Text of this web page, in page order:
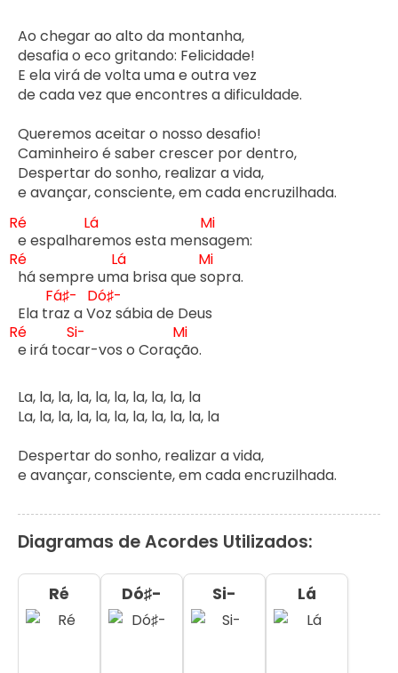
Ao chegar ao alto da montanha,
desafia o eco gritando: Felicidade!
E ela virá de volta uma e outra vez
de cada vez que encontres a dificuldade.
Queremos aceitar o nosso desafio!
Caminheiro é saber crescer por dentro,
Despertar do sonho, realizar a vida,
e avançar, consciente, em cada encruzilhada.
Ré
e espalhar
Lá
emos esta mens
Mi
Ré
há sempre um
Lá
a brisa que s
Mi
opra.
Ela tr
Fá♯-
az a V
Dó♯-
Ré
e irá toc
Si-
ar-vos o Coraç
Mi
ão.
La, la, la, la, la, la, la, la, la, la
La, la, la, la, la, la, la, la, la, la, la
Despertar do sonho, realizar a vida,
e avançar, consciente, em cada encruzilhada.
Diagramas de Acordes Utilizados:
Ré Dó♯- Si- Lá